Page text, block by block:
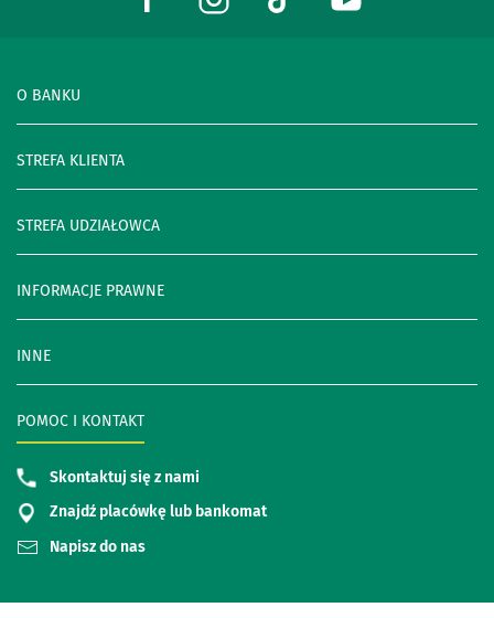
O BANKU
STREFA KLIENTA
STREFA UDZIAŁOWCA
INFORMACJE PRAWNE
INNE
POMOC I KONTAKT
Skontaktuj się z nami
Znajdź placówkę lub bankomat
Napisz do nas